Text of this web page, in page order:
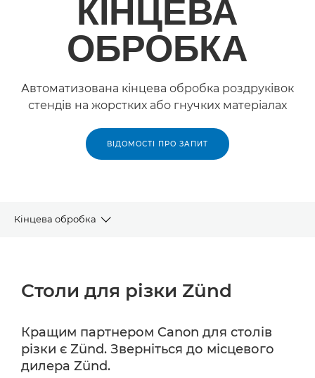
КІНЦЕВА
ОБРОБКА
Автоматизована кінцева обробка роздруківок
стендів на жорстких або гнучких матеріалах
ВІДОМОСТІ ПРО ЗАПИТ
Кінцева обробка
ПОДІБНІ ПРОДУКТИ Й ВИРОБИ
Столи для різки Zünd
Кращим партнером Canon для столів
різки є Zünd. Зверніться до місцевого
дилера Zünd.